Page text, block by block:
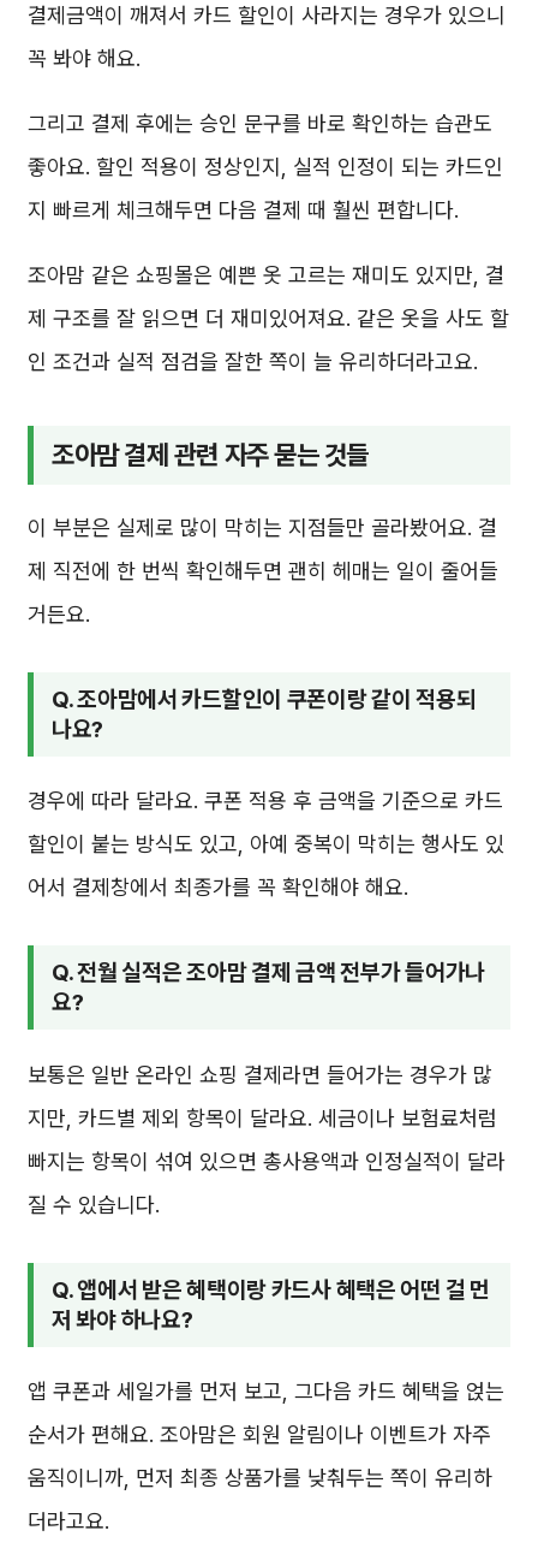
결제금액이 깨져서 카드 할인이 사라지는 경우가 있으니
꼭 봐야 해요.
그리고 결제 후에는 승인 문구를 바로 확인하는 습관도
좋아요. 할인 적용이 정상인지, 실적 인정이 되는 카드인
지 빠르게 체크해두면 다음 결제 때 훨씬 편합니다.
조아맘 같은 쇼핑몰은 예쁜 옷 고르는 재미도 있지만, 결
제 구조를 잘 읽으면 더 재미있어져요. 같은 옷을 사도 할
인 조건과 실적 점검을 잘한 쪽이 늘 유리하더라고요.
조아맘 결제 관련 자주 묻는 것들
이 부분은 실제로 많이 막히는 지점들만 골라봤어요. 결
제 직전에 한 번씩 확인해두면 괜히 헤매는 일이 줄어들
거든요.
Q. 조아맘에서 카드할인이 쿠폰이랑 같이 적용되
나요?
경우에 따라 달라요. 쿠폰 적용 후 금액을 기준으로 카드
할인이 붙는 방식도 있고, 아예 중복이 막히는 행사도 있
어서 결제창에서 최종가를 꼭 확인해야 해요.
Q. 전월 실적은 조아맘 결제 금액 전부가 들어가나
요?
보통은 일반 온라인 쇼핑 결제라면 들어가는 경우가 많
지만, 카드별 제외 항목이 달라요. 세금이나 보험료처럼
빠지는 항목이 섞여 있으면 총사용액과 인정실적이 달라
질 수 있습니다.
Q. 앱에서 받은 혜택이랑 카드사 혜택은 어떤 걸 먼
저 봐야 하나요?
앱 쿠폰과 세일가를 먼저 보고, 그다음 카드 혜택을 얹는
순서가 편해요. 조아맘은 회원 알림이나 이벤트가 자주
움직이니까, 먼저 최종 상품가를 낮춰두는 쪽이 유리하
더라고요.